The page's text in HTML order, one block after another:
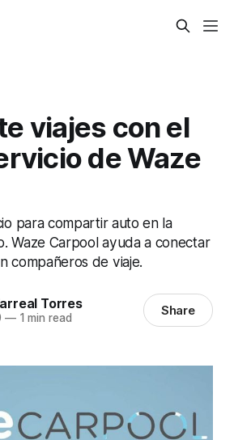
viajes con el
de Waze
para compartir auto en la
Waze Carpool ayuda a conectar
compañeros de viaje.
Torres
—1 min read Share